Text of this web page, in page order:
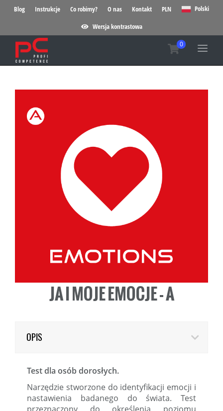
Blog Instrukcje Co robimy? O nas Kontakt PLN Polski
Wersja kontrastowa
JA I MOJE EMOCJE - A
OPIS
Test dla osób dorosłych.
Narzędzie stworzone do identyfikacji emocji i
nastawienia badanego do świata. Test